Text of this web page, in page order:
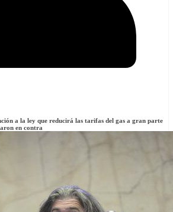
a la ley que reducirá las tarifas del gas a gran parte
en contra